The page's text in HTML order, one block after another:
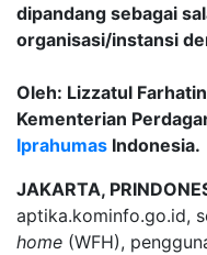
dipandang sebagai
organisasi/instansi
Oleh: Lizzatul
Kementerian
Iprahumas Indonesia.
JAKARTA,
aptika.kominfo.go.id,
home (WFH),